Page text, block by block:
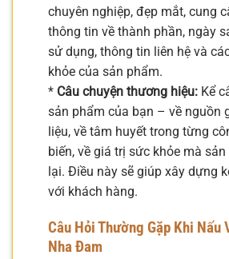
chuyên nghiệp, đẹp mắt, cung
thông tin về thành phần, ngày
sử dụng, thông tin liên hệ và
khỏe của sản phẩm.
* Câu chuyện thương hiệu: Kể
sản phẩm của bạn – về nguồn
liệu, về tâm huyết trong từng
biến, về giá trị sức khỏe mà
lại. Điều này sẽ giúp xây dựng
với khách hàng.
Câu Hỏi Thường Gặp Khi Nấu
Nha Đam